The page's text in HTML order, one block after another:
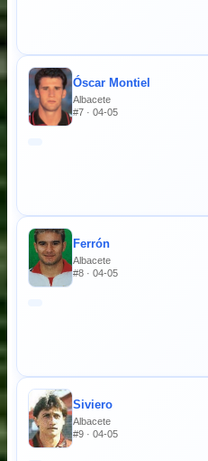
Óscar Montiel
Albacete
#7 · 04-05
Ferrón
Albacete
#8 · 04-05
Siviero
Albacete
#9 · 04-05